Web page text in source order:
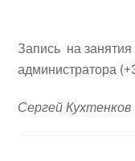
Запись на
администратора
Сергей Кухтенков